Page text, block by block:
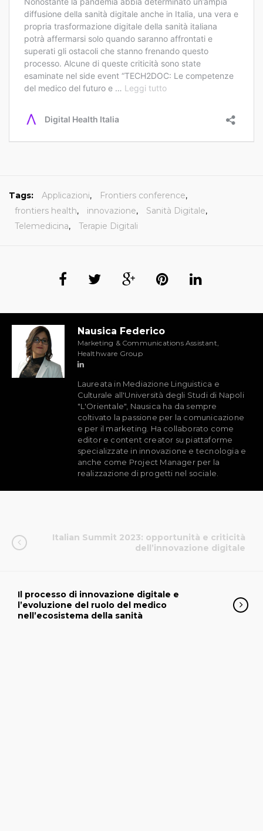
Tags: Applicazioni, Frontiers conference,
frontiers health, innovazione, Sanità Digitale,
Telemedicina, Terapie Digitali
Nausica Federico
Marketing & Communications Assistant,
Healthware Group
Laureata in Mediazione Linguistica e
Culturale all'Università degli Studi di Napoli
"L'Orientale", Nausica ha da sempre
coltivato la passione per la comunicazione
e per il marketing. Ha collaborato come
editor e content creator su piattaforme
specializzate in innovazione e tecnologia e
anche come Project Manager per la
realizzazione di progetti nel sociale.
Italian Summit 2023: opportunità e criticità
dell’innovazione digitale
Il processo di innovazione digitale e
l’evoluzione del ruolo del medico
nell’ecosistema della sanità